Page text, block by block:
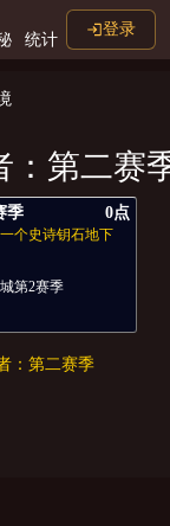
统计
登录
：第二赛
季 0点
个史诗钥石地下
第2赛季
：第二赛季